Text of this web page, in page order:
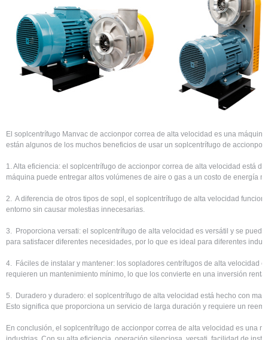
El soplcentrífugo Manvac de accionpor correa de alta velocidad es una
están algunos de los muchos beneficios de usar un soplcentrífugo de
1. Alta eficiencia: el soplcentrífugo de accionpor correa de alta velocidad está
máquina puede entregar altos volúmenes de aire o gas a un costo de energía
2. A diferencia de otros tipos de sopl, el soplcentrífugo de alta velocidad
entorno sin causar molestias innecesarias.
3. Proporciona versati: el soplcentrífugo de alta velocidad es versátil y se
para satisfacer diferentes necesidades, por lo que es ideal para diferentes
4. Fáciles de instalar y mantener: los sopladores centrífugos de alta velocidad
requieren un mantenimiento mínimo, lo que los convierte en una inversión
5. Duradero y duradero: el soplcentrífugo de alta velocidad está hecho con
Esto significa que proporciona un servicio de larga duración y requiere un
En conclusión, el soplcentrífugo de accionpor correa de alta velocidad es una